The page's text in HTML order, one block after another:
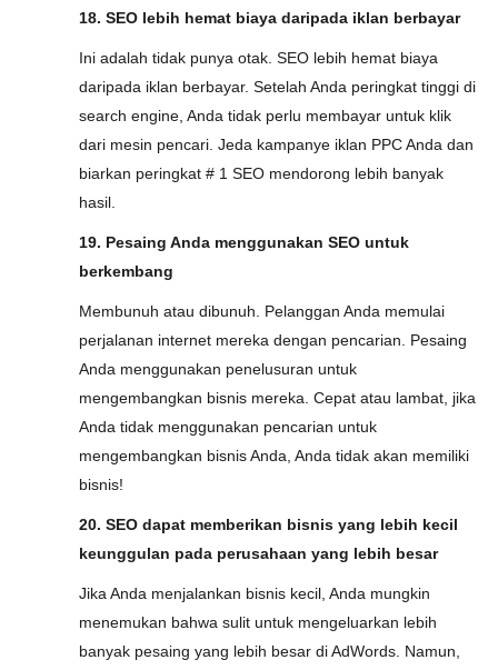
18. SEO lebih hemat biaya daripada iklan berbayar
Ini adalah tidak punya otak. SEO lebih hemat biaya
daripada iklan berbayar. Setelah Anda peringkat tinggi di
search engine, Anda tidak perlu membayar untuk klik
dari mesin pencari. Jeda kampanye iklan PPC Anda dan
biarkan peringkat # 1 SEO mendorong lebih banyak
hasil.
19. Pesaing Anda menggunakan SEO untuk
berkembang
Membunuh atau dibunuh. Pelanggan Anda memulai
perjalanan internet mereka dengan pencarian. Pesaing
Anda menggunakan penelusuran untuk
mengembangkan bisnis mereka. Cepat atau lambat, jika
Anda tidak menggunakan pencarian untuk
mengembangkan bisnis Anda, Anda tidak akan memiliki
bisnis!
20. SEO dapat memberikan bisnis yang lebih kecil
keunggulan pada perusahaan yang lebih besar
Jika Anda menjalankan bisnis kecil, Anda mungkin
menemukan bahwa sulit untuk mengeluarkan lebih
banyak pesaing yang lebih besar di AdWords. Namun,